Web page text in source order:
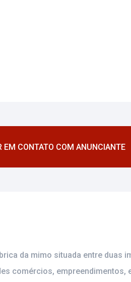
EM CONTATO COM ANUNCIANTE
da mimo situada entre duas
comércios, empreendimentos,